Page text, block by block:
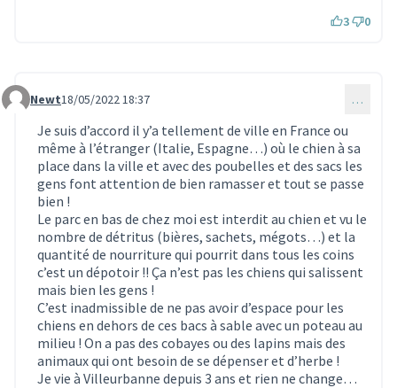
3 0
Commentaire 1528
Newt18/05/2022 18:37 …
Je suis d’accord il y’a tellement de ville en France ou
même à l’étranger (Italie, Espagne…) où le chien à sa
place dans la ville et avec des poubelles et des sacs les
gens font attention de bien ramasser et tout se passe
bien !
Le parc en bas de chez moi est interdit au chien et vu le
nombre de détritus (bières, sachets, mégots…) et la
quantité de nourriture qui pourrit dans tous les coins
c’est un dépotoir !! Ça n’est pas les chiens qui salissent
mais bien les gens !
C’est inadmissible de ne pas avoir d’espace pour les
chiens en dehors de ces bacs à sable avec un poteau au
milieu ! On a pas des cobayes ou des lapins mais des
animaux qui ont besoin de se dépenser et d’herbe !
Je vie à Villeurbanne depuis 3 ans et rien ne change…